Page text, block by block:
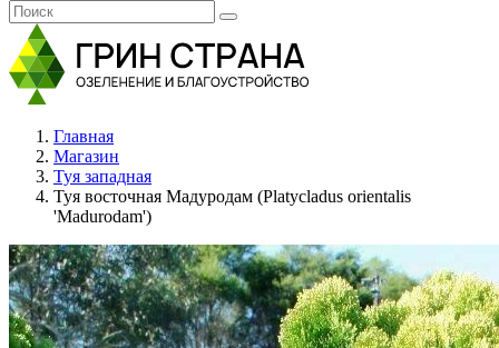
Главная
Магазин
Туя западная
Туя восточная Мадуродам (Platycladus orientalis
'Madurodam')